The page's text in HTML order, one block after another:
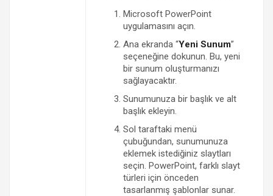
Microsoft PowerPoint
uygulamasını açın.
Ana ekranda “Yeni Sunum”
seçeneğine dokunun. Bu, yeni
bir sunum oluşturmanızı
sağlayacaktır.
Sunumunuza bir başlık ve alt
başlık ekleyin.
Sol taraftaki menü
çubuğundan, sunumunuza
eklemek istediğiniz slaytları
seçin. PowerPoint, farklı slayt
türleri için önceden
tasarlanmış şablonlar sunar.